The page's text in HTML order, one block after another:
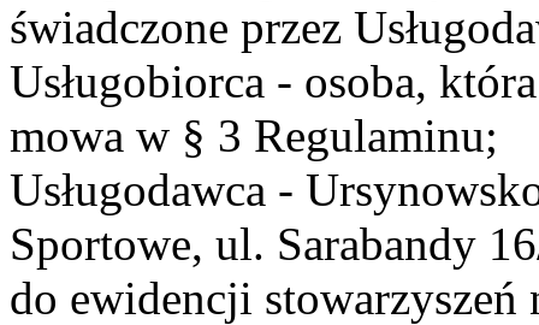
świadczone przez
Usługobiorca - osoba,
mowa w § 3 Regulaminu;
Usługodawca -
Sportowe, ul. Sarabandy
do ewidencji stowarzyszeń